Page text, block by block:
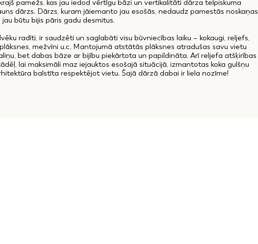
pamežs, kas jau iedod vērtīgu bāzi un vertikalitāti dārza telpiskuma
dārzs. Dārzs, kuram jāiemanto jau esošās, nedaudz pamestās noskaņas
būtu bijis pāris gadu desmitus.
radīti, ir saudzēti un saglabāti visu būvniecības laiku – kokaugi, reljefs,
mežvīni u.c. Mantojumā atstātās plāksnes atradušas savu vietu
bet dabas bāze ar bijību piekārtota un papildināta. Arī reljefa atšķirības
lai maksimāli maz iejauktos esošajā situācijā, izmantotas koka gulšņu
balstīta respektējot vietu. Šajā dārzā dabai ir liela nozīme!